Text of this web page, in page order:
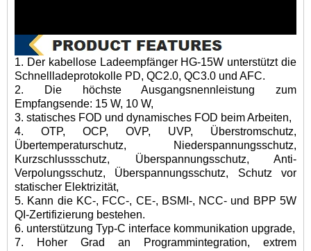
1. Der kabellose Ladeempfänger HG-15W unterstützt die
Schnellladeprotokolle PD, QC2.0, QC3.0 und AFC.
2. Die höchste Ausgangsnennleistung zum
Empfangsende: 15 W, 10 W,
3. statisches FOD und dynamisches FOD beim Arbeiten,
4. OTP, OCP, OVP, UVP, Überstromschutz,
Übertemperaturschutz, Niederspannungsschutz,
Kurzschlussschutz, Überspannungsschutz, Anti-
Verpolungsschutz, Überspannungsschutz, Schutz vor
statischer Elektrizität,
5. Kann die KC-, FCC-, CE-, BSMI-, NCC- und BPP 5W
QI-Zertifizierung bestehen.
6. unterstützung Typ-C interface kommunikation upgrade,
7. Hoher Grad an Programmintegration, extrem